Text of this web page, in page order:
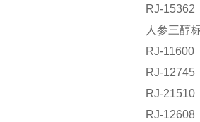
RJ-
人参三醇
RJ-
RJ-
RJ-
RJ-